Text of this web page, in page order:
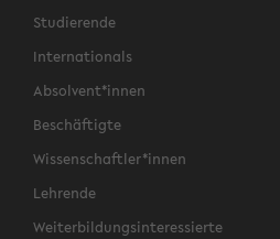
Studierende
Internationals
Absolvent*innen
Beschäftigte
Wissenschaftler*innen
Lehrende
Weiterbildungsinteressierte